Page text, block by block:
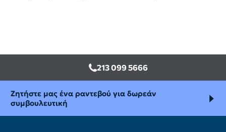
213 099 5666
Ζητήστε μας ένα ραντεβού για δωρεάν
συμβουλευτική